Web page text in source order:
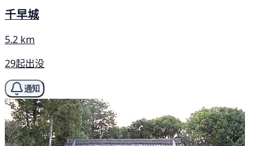
千早城
5.2 km
29起出没
通知